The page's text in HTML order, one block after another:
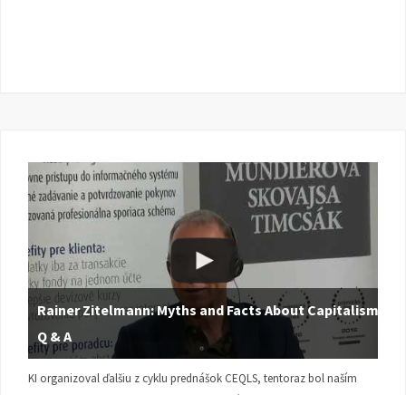
Rainer Zitelmann: Myths and Facts About Capitalism |
Q & A
KI organizoval ďalšiu z cyklu prednášok CEQLS, tentoraz bol naším